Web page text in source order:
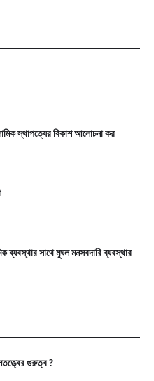
স্থাপত্যের বিকাশ আলোচনা কর
ব্যবস্থার সাথে মুঘল মনসবদারি ব্যবস্থার
গুরুত্ব ?